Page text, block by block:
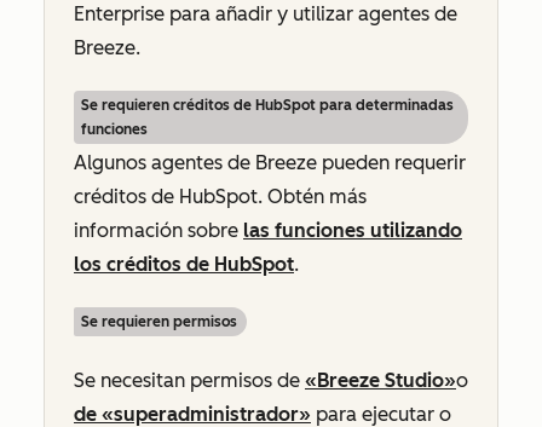
Enterprise para añadir y utilizar agentes de
Breeze.
Se requieren créditos de HubSpot para determinadas
funciones
Algunos agentes de Breeze pueden requerir
créditos de HubSpot. Obtén más
información sobre las funciones utilizando
los créditos de HubSpot.
Se requieren permisos
Se necesitan permisos de «Breeze Studio»o
de «superadministrador» para ejecutar o